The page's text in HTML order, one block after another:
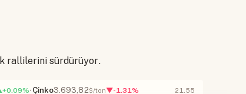
rallilerini sürdürüyor.
Çinko3.693,82$/ton▼-1.31% 21.55